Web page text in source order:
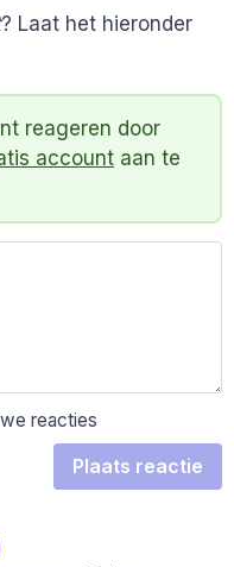
? Laat het hieronder
reageren door
account aan te
reacties
Plaats reactie